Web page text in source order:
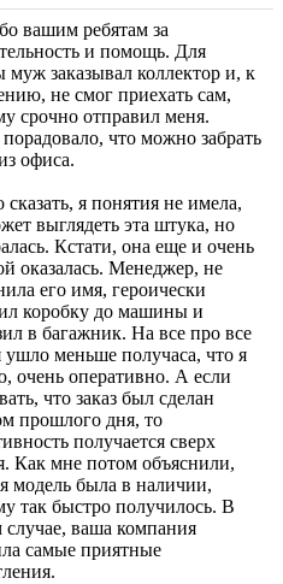
вашим ребятам за
и помощь. Для
муж заказывал коллектор и, к
не смог приехать сам,
срочно отправил меня.
что можно забрать
офиса.
сказать, я понятия не имела,
выглядеть эта штука, но
Кстати, она еще и очень
оказалась. Менеджер, не
его имя, героически
коробку до машины и
в багажник. На все про все
ушло меньше получаса, что я
очень оперативно. А если
что заказ был сделан
прошлого дня, то
получается сверх
Как мне потом объяснили,
модель была в наличии,
так быстро получилось. В
ваша компания
самые приятные